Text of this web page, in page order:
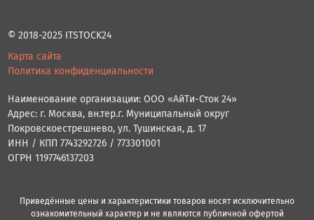
© 2018-2025 ITSTOCK24
Карта сайта
Политика конфиденциальности
Наименование организации: ООО «АйТи-Сток 24»
Адрес: г. Москва, вн.тер.г. Муниципальный округ
Покровскоестрешнево, ул. Тушинская, д. 17
ИНН / КПП 7743292726 / 773301001
ОГРН 1197746137203
Приведённые цены и характеристики товаров носят исключительно
ознакомительный характер и не являются публичной офертой